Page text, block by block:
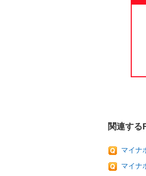
関連する
マイナ
マイナ